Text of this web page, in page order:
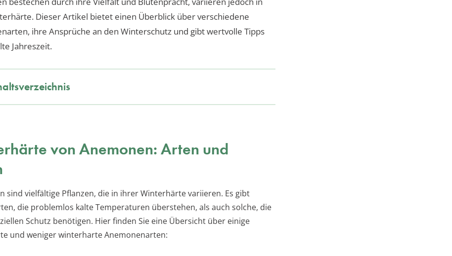
Dieser Artikel bietet einen Überblick über verschiedene
ihre Ansprüche an den Winterschutz und gibt wertvolle Tipps
Jahreszeit.
von Anemonen: Arten und
sind vielfältige Pflanzen, die in ihrer Winterhärte variieren. Es gibt
die problemlos kalte Temperaturen überstehen, als auch solche, die
Schutz benötigen. Hier finden Sie eine Übersicht über einige
und weniger winterharte Anemonenarten: